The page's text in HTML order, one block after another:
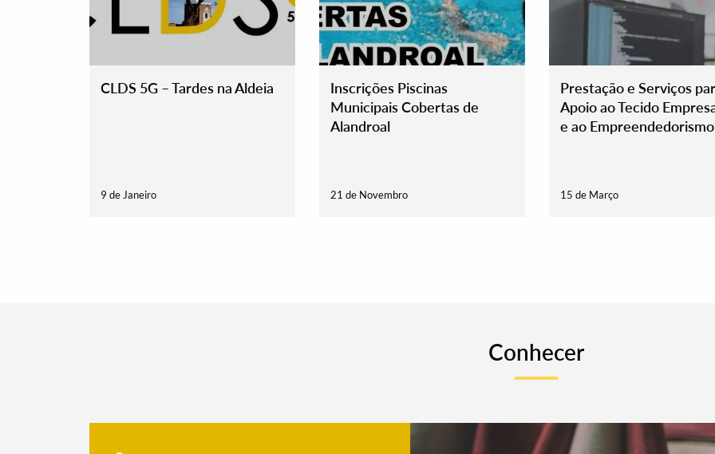
CLDS 5G – Tardes na Aldeia
9 de Janeiro
Inscrições Piscinas
Municipais Cobertas de
Alandroal
21 de Novembro
Prestação e Serviços
Apoio ao Tecido
e ao
15 de Março
Conhecer